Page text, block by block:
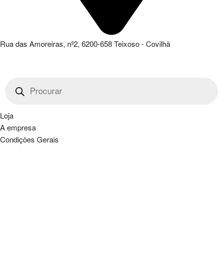
Rua das Amoreiras, nº2, 6200-658 Teixoso - Covilhã
search
Loja
A empresa
Condições Gerais